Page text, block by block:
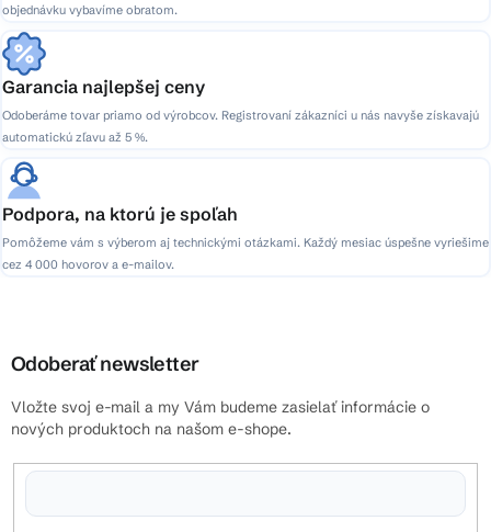
objednávku vybavíme obratom.
Garancia najlepšej ceny
Odoberáme tovar priamo od výrobcov. Registrovaní zákazníci u nás navyše získavajú
automatickú zľavu až 5 %.
Podpora, na ktorú je spoľah
Pomôžeme vám s výberom aj technickými otázkami. Každý mesiac úspešne vyriešime
cez 4 000 hovorov a e-mailov.
Odoberať newsletter
Vložte svoj e-mail a my Vám budeme zasielať informácie o
nových produktoch na našom e-shope.